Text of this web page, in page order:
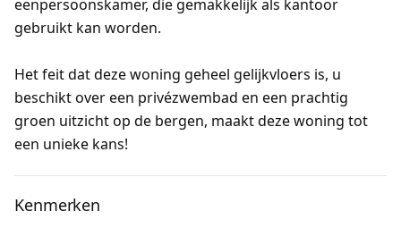
eenpersoonskamer, die gemakkelijk als kantoor
gebruikt kan worden.
Het feit dat deze woning geheel gelijkvloers is, u
beschikt over een privézwembad en een prachtig
groen uitzicht op de bergen, maakt deze woning tot
een unieke kans!
Kenmerken